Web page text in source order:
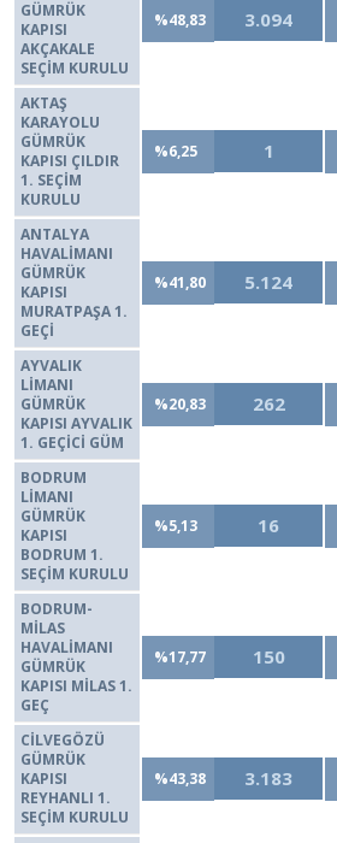
GÜMRÜK
KAPISI
AKÇAKALE
SEÇİM KURULU
%48,83 3.094
AKTAŞ
KARAYOLU
GÜMRÜK
KAPISI ÇILDIR
1. SEÇİM
KURULU
%6,25 1
ANTALYA
HAVALİMANI
GÜMRÜK
KAPISI
MURATPAŞA 1.
GEÇİ
%41,80 5.124
AYVALIK
LİMANI
GÜMRÜK
KAPISI AYVALIK
1. GEÇİCİ GÜM
%20,83 262
BODRUM
LİMANI
GÜMRÜK
KAPISI
BODRUM 1.
SEÇİM KURULU
%5,13 16
BODRUM-
MİLAS
HAVALİMANI
GÜMRÜK
KAPISI MİLAS 1.
GEÇ
%17,77 150
CİLVEGÖZÜ
GÜMRÜK
KAPISI
REYHANLI 1.
SEÇİM KURULU
%43,38 3.183